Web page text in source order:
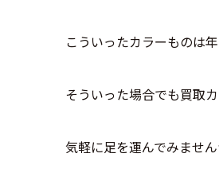
こういったカラーものは
そういった場合でも買取
気軽に足を運んでみません